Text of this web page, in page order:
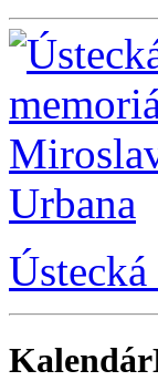
Kalendár